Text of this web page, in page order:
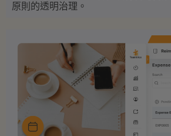
原則的透明治理。